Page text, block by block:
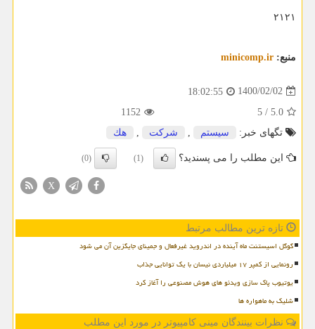
۲۱۲۱
منبع: minicomp.ir
1400/02/02
18:02:55
5.0
/
5
1152
تگهای خبر:
سیستم شركت هك
این مطلب را می پسندید؟ (1)
(0)
X
تازه ترین مطالب مرتبط
گوگل اسیستنت ماه آینده در اندروید غیرفعال و جمینای جایگزین آن می شود
رونمایی از کمپر ۱۷ میلیاردی نیسان با یک توانایی جذاب
یوتیوب پاک سازی ویدئو های هوش مصنوعی را آغاز کرد
شلیک به ماهواره ها
نظرات بینندگان مینی کامپیوتر در مورد این مطلب